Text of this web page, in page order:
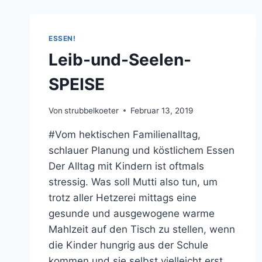
ESSEN!
Leib-und-Seelen-
SPEISE
Von strubbelkoeter Februar 13, 2019
#Vom hektischen Familienalltag,
schlauer Planung und köstlichem Essen
Der Alltag mit Kindern ist oftmals
stressig. Was soll Mutti also tun, um
trotz aller Hetzerei mittags eine
gesunde und ausgewogene warme
Mahlzeit auf den Tisch zu stellen, wenn
die Kinder hungrig aus der Schule